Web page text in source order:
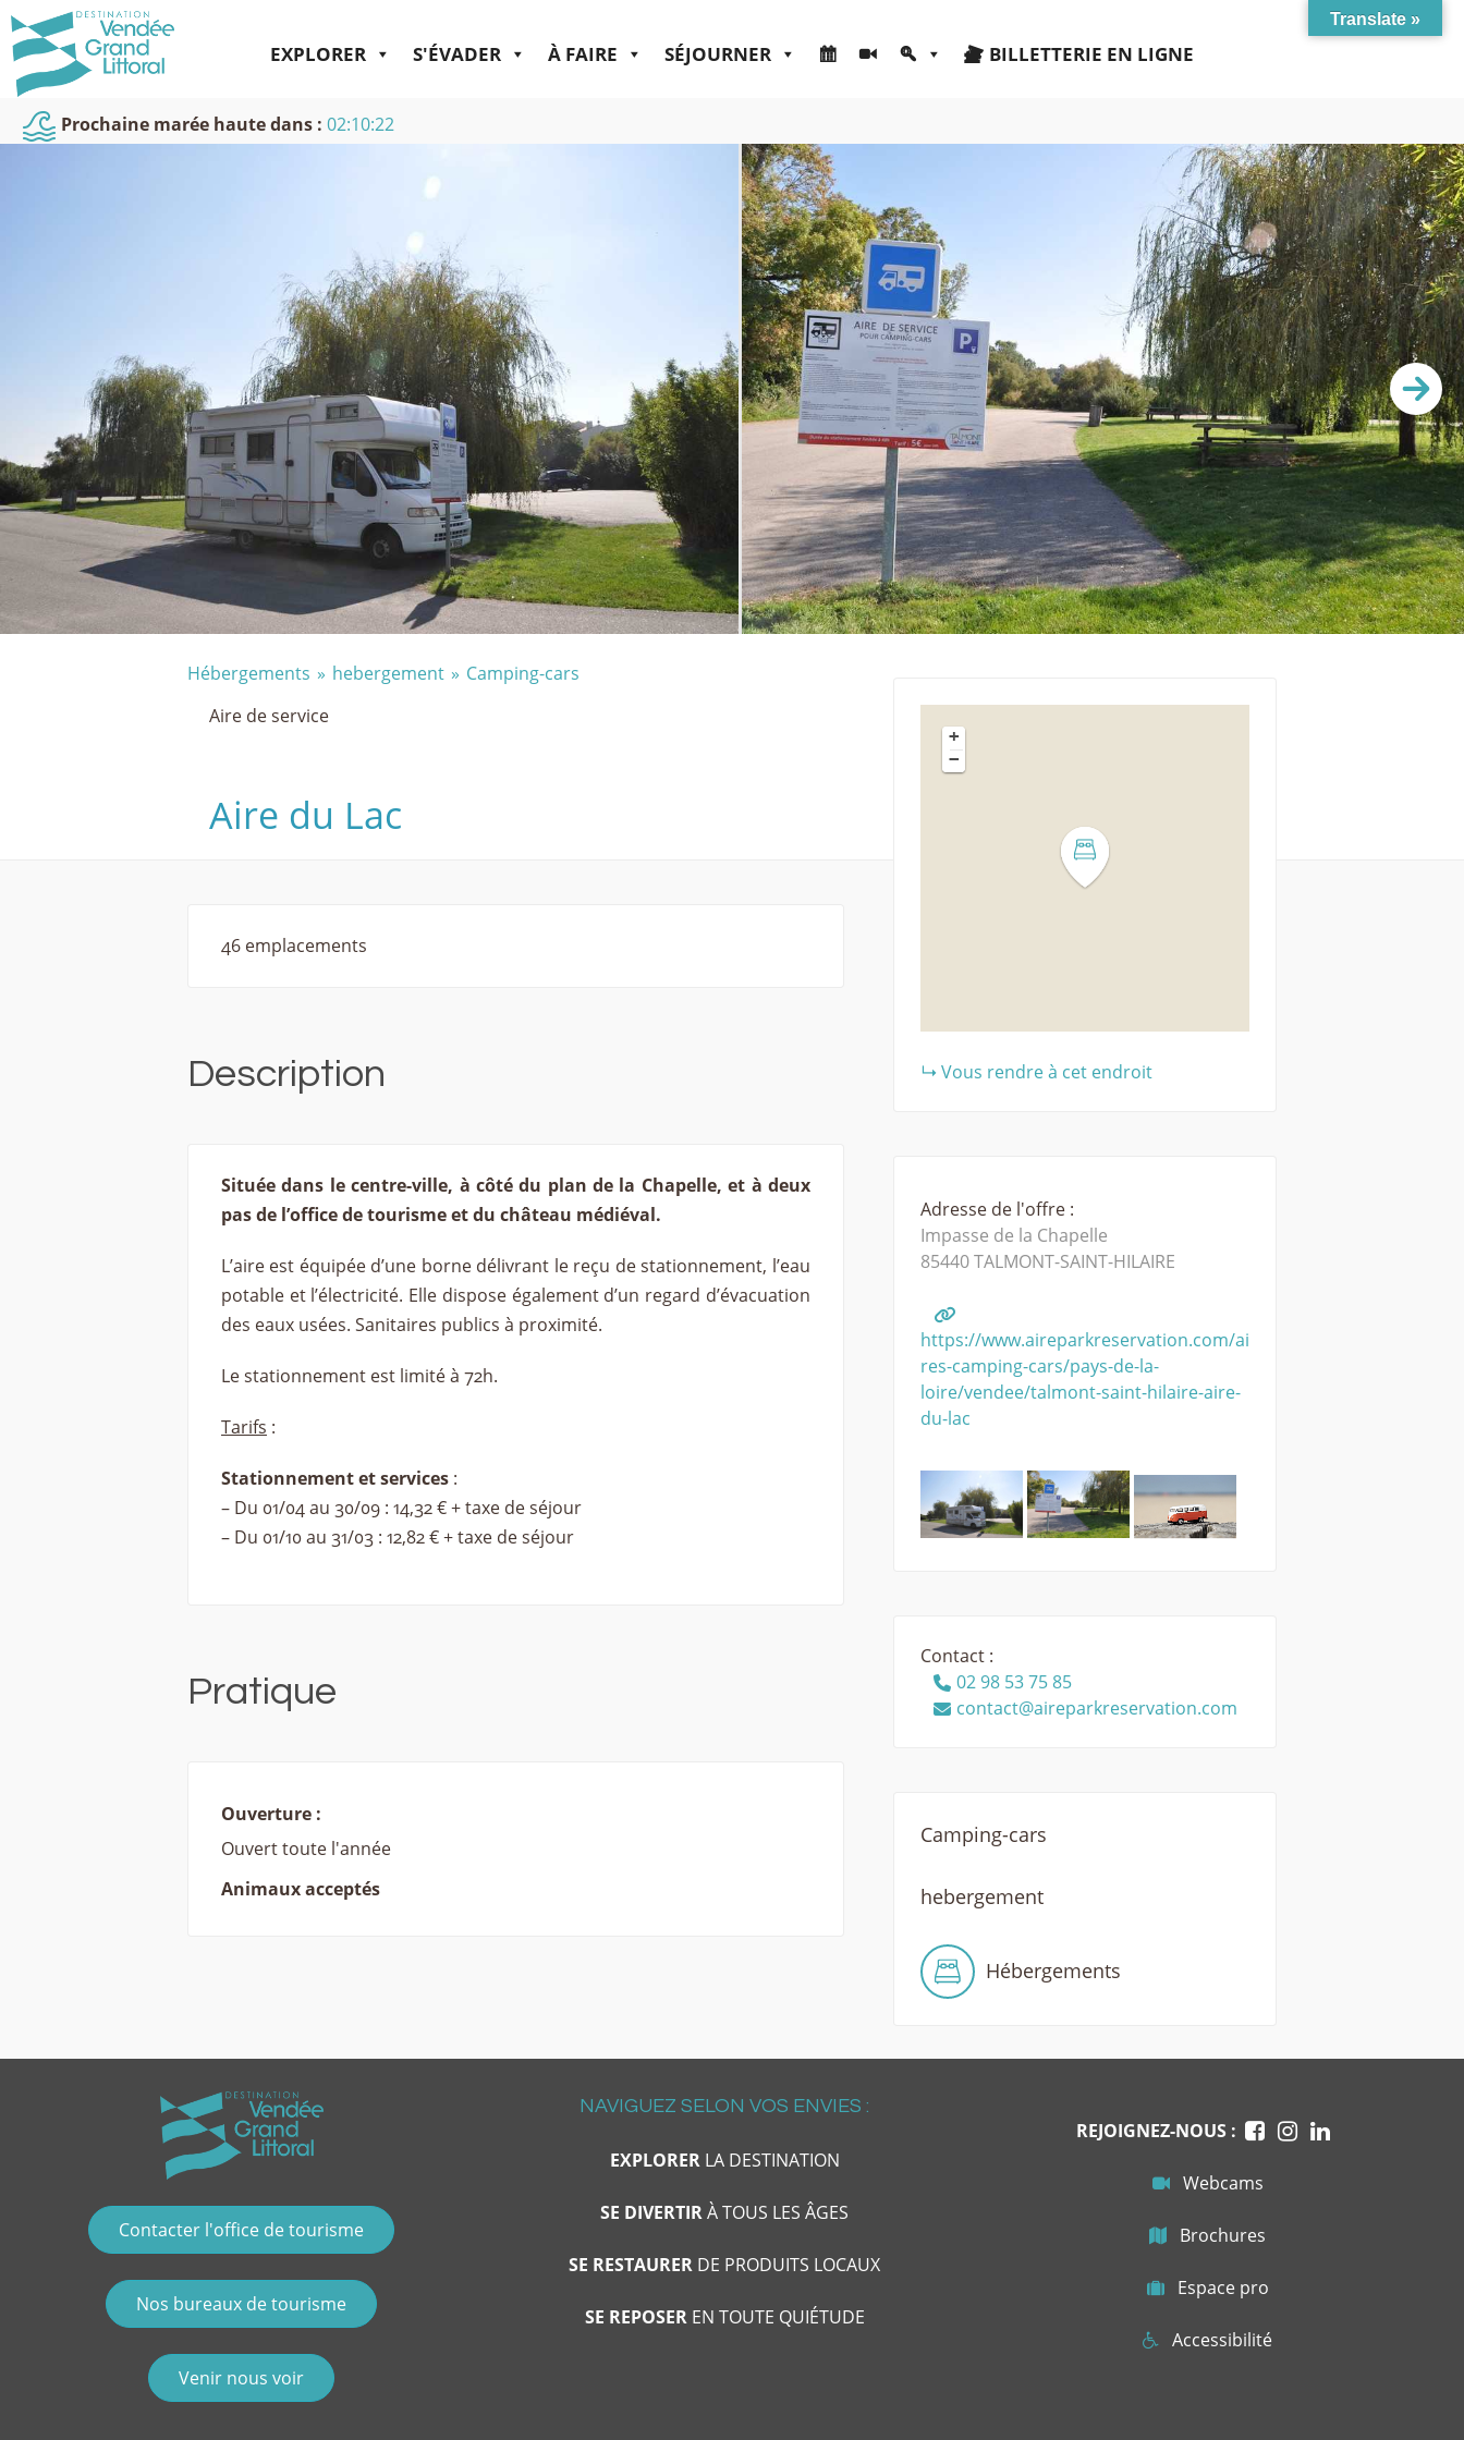
EXPLORER S'ÉVADER À FAIRE SÉJOURNER BILLETTERIE EN LIGNE
Prochaine marée haute dans : 02:10:21
Hébergements hebergement
Camping-cars
Aire de service
Aire du Lac
46 emplacements
Description
Située dans le centre-ville, à côté du plan de la Chapelle, et à deux
pas de l’office de tourisme et du château médiéval.
L’aire est équipée d’une borne délivrant le reçu de stationnement, l’eau
potable et l’électricité. Elle dispose également d’un regard d’évacuation
des eaux usées. Sanitaires publics à proximité.
Le stationnement est limité à 72h.
Tarifs :
Stationnement et services :
– Du 01/04 au 30/09 : 14,32 € + taxe de séjour
– Du 01/10 au 31/03 : 12,82 € + taxe de séjour
Pratique
Ouverture :
Ouvert toute l'année
Animaux acceptés
+
−
Vous rendre à cet endroit
Adresse de l'offre :
Impasse de la Chapelle
85440TALMONT-SAINT-HILAIRE
https://www.aireparkreservation.com/ai
res-camping-cars/pays-de-la-
loire/vendee/talmont-saint-hilaire-aire-
du-lac
Contact :
02 98 53 75 85
contact@aireparkreservation.com
Camping-cars
hebergement
Hébergements
Contacter l'office de tourisme
Nos bureaux de tourisme
Venir nous voir
NAVIGUEZ SELON VOS ENVIES :
EXPLORERLA DESTINATION
SE DIVERTIRÀ TOUS LES ÂGES
SE RESTAURER DE PRODUITS LOCAUX
SE REPOSEREN TOUTE QUIÉTUDE
REJOIGNEZ-NOUS :
Webcams
Brochures
Espace pro
Accessibilité
Translate »